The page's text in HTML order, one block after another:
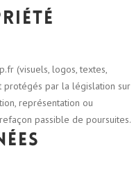
(visuels, logos, textes,
protégés par la législation sur
représentation ou
passible de poursuites.